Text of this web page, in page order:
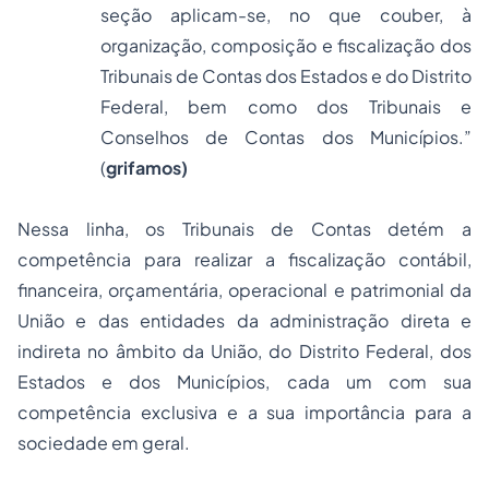
seção aplicam-se, no que couber, à
organização, composição e fiscalização dos
Tribunais de Contas dos Estados e do Distrito
Federal, bem como dos Tribunais e
Conselhos de Contas dos Municípios.”
(grifamos)
Nessa linha, os Tribunais de Contas detém a
competência para realizar a fiscalização contábil,
financeira, orçamentária, operacional e patrimonial da
União e das entidades da administração direta e
indireta no âmbito da União, do Distrito Federal, dos
Estados e dos Municípios, cada um com sua
competência exclusiva e a sua importância para a
sociedade em geral.